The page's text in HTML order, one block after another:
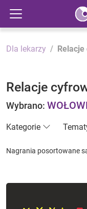
Dla lekarzy
Relacje
Wybrano:
Kategorie
Nagrania posortowane